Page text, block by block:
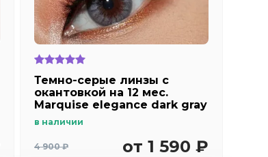
Темно-серые линзы c
окантовкой на 12 мес.
Marquise elegance dark gray
в наличии
4 900 ₽ от 1 590 ₽